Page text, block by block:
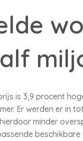
is 3,9 procent
Er werden er in
minder
beschikbare